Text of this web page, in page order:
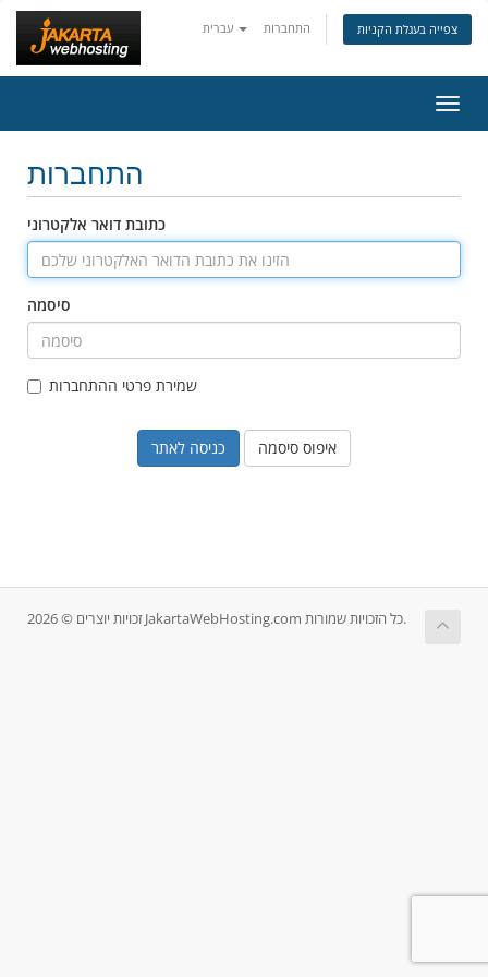
התחברות צפייה בעגלת הקניות
התחברות
כתובת דואר אלקטרוני
סיסמה
שמירת פרטי ההתחברות
איפוס סיסמה
זכויות יוצרים © 2026 JakartaWebHosting.com כל הזכויות שמורות.